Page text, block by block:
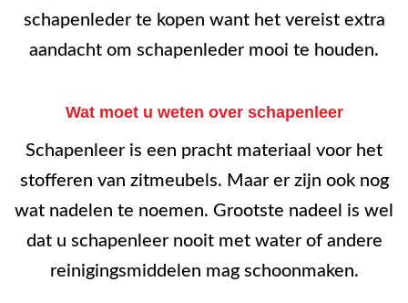
schapenleder te kopen want het vereist extra
aandacht om schapenleder mooi te houden.
Wat moet u weten over schapenleer
Schapenleer is een pracht materiaal voor het
stofferen van zitmeubels. Maar er zijn ook nog
wat nadelen te noemen. Grootste nadeel is wel
dat u schapenleer nooit met water of andere
reinigingsmiddelen mag schoonmaken.